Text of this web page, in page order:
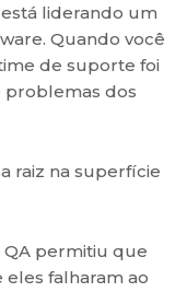
liderando um
Quando você
de suporte foi
dos
raiz na superfície
QA permitiu que
falharam ao